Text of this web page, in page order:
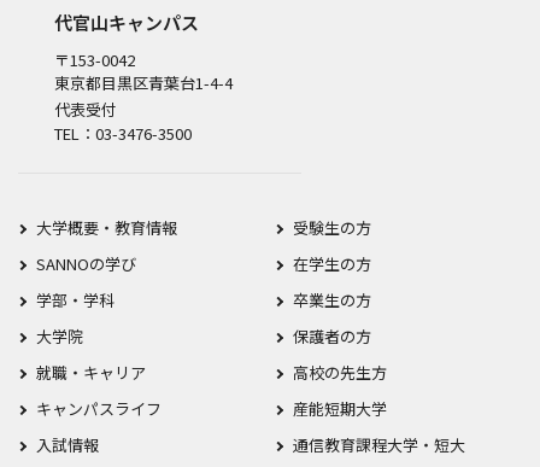
代官山キャンパス
〒153-0042
東京都目黒区青葉台1-4-4
代表受付
TEL：03-3476-3500
大学概要・教育情報
SANNOの学び
学部・学科
大学院
就職・キャリア
キャンパスライフ
入試情報
受験生の方
在学生の方
卒業生の方
保護者の方
高校の先生方
産能短期大学
通信教育課程大学・短大